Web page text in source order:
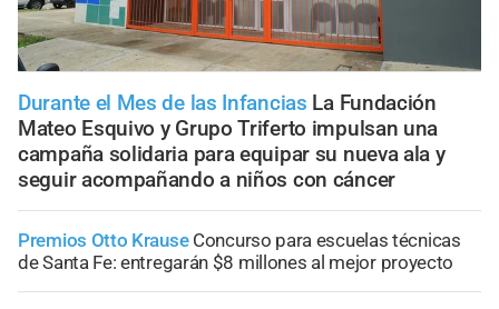
Durante el Mes de las Infancias La Fundación
Mateo Esquivo y Grupo Triferto impulsan una
campaña solidaria para equipar su nueva ala y
seguir acompañando a niños con cáncer
Premios Otto Krause Concurso para escuelas técnicas
de Santa Fe: entregarán $8 millones al mejor proyecto